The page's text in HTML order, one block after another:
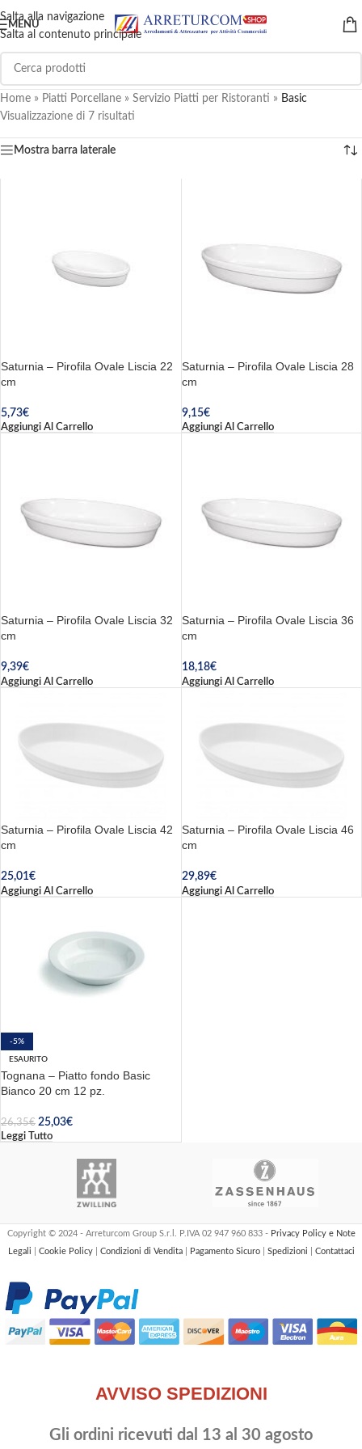
Salta alla navigazione
Salta al contenuto principale
MENU
Home » Piatti Porcellane » Servizio Piatti per Ristoranti » Basic
Visualizzazione di 7 risultati
Mostra barra laterale
Saturnia – Pirofila Ovale Liscia 22
cm
5,73€
Aggiungi Al Carrello
Saturnia – Pirofila Ovale Liscia 28
cm
9,15€
Aggiungi Al Carrello
Saturnia – Pirofila Ovale Liscia 32
cm
9,39€
Aggiungi Al Carrello
Saturnia – Pirofila Ovale Liscia 36
cm
18,18€
Aggiungi Al Carrello
Saturnia – Pirofila Ovale Liscia 42
cm
25,01€
Aggiungi Al Carrello
Saturnia – Pirofila Ovale Liscia 46
cm
29,89€
Aggiungi Al Carrello
-5%
ESAURITO
Tognana – Piatto fondo Basic
Bianco 20 cm 12 pz.
26,35€ 25,03€
Leggi Tutto
Copyright © 2024 - Arreturcom Group S.r.l. P.IVA 02 947 960 833 - Privacy Policy e Note
Legali
Cookie Policy Condizioni di Vendita Pagamento Sicuro Spedizioni Contattaci
AVVISO SPEDIZIONI
Gli ordini ricevuti dal 13 al 30 agosto